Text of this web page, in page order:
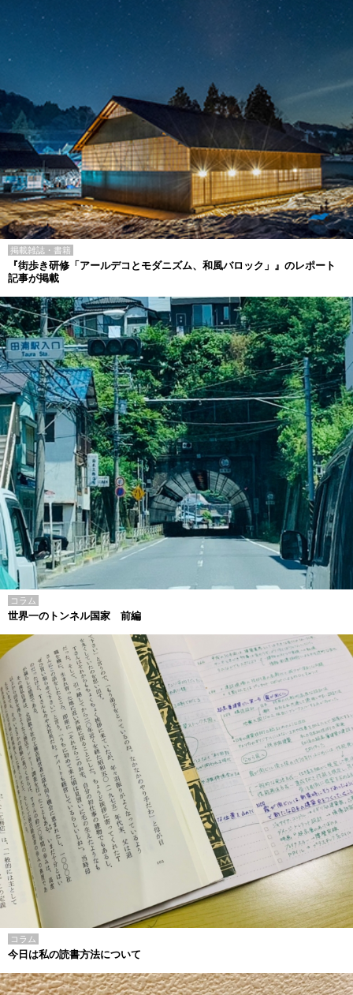
掲載雑誌・書籍
『街歩き研修「アールデコとモダニズム、和風バロック」』のレポート
記事が掲載
コラム
世界一のトンネル国家 前編
コラム
今日は私の読書方法について